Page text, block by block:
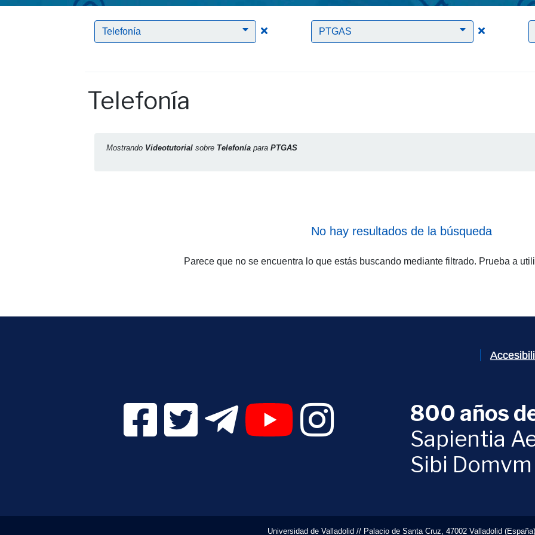
Telefonía Clic para borrar el filtro Telefonía
PTGAS Clic para
Telefonía
Mostrando Videotutorial sobre Telefonía para PTGAS
No hay resultados de la búsqueda
Parece que no se encuentra lo que estás buscando mediante filtrado. Prueba a
Facebook Digital UVa (se abrirá en una nueva ventana)
Twitter Digital UVa (se abrirá en una nueva ventana)
Telegram Digital UVa (se abrirá en una nueva ventana)
YouTube Digital UVa (se abrirá en una nueva ventana)
Instagram Digital UVa (se abrirá en una nueva
800 años
Sapientia
Sibi Domvm
Universidad de Valladolid // Palacio de Santa Cruz, 47002 Valladolid (España)